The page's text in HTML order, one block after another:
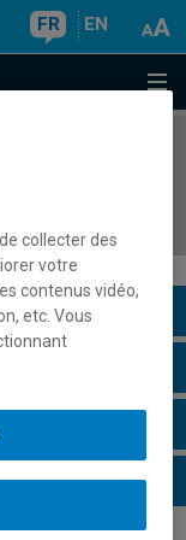
FR EN
collecter des
votre
contenus vidéo,
etc. Vous